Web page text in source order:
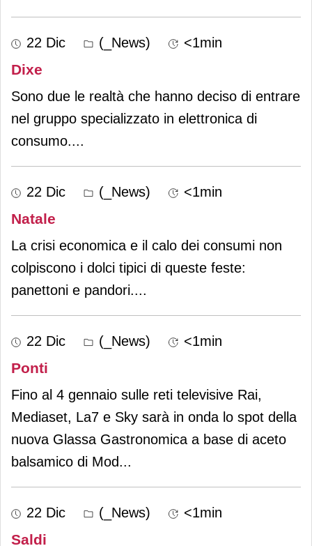
22 Dic (_News) <1min
Dixe
Sono due le realtà che hanno deciso di entrare
nel gruppo specializzato in elettronica di
consumo....
22 Dic (_News) <1min
Natale
La crisi economica e il calo dei consumi non
colpiscono i dolci tipici di queste feste:
panettoni e pandori....
22 Dic (_News) <1min
Ponti
Fino al 4 gennaio sulle reti televisive Rai,
Mediaset, La7 e Sky sarà in onda lo spot della
nuova Glassa Gastronomica a base di aceto
balsamico di Mod...
22 Dic (_News) <1min
Saldi